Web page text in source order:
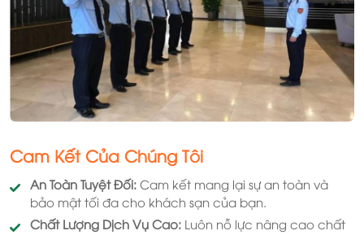
Cam Kết Của Chúng Tôi
An Toàn Tuyệt Đối: Cam kết mang lại sự an toàn và
bảo mật tối đa cho khách sạn của bạn.
Chất Lượng Dịch Vụ Cao: Luôn nỗ lực nâng cao chất